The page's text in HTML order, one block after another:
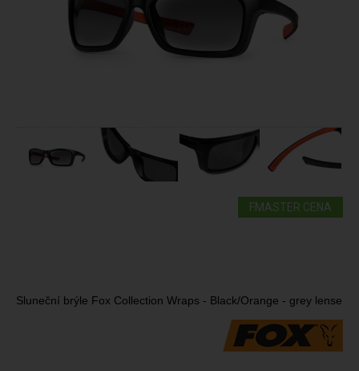
FMASTER CENA
Sluneční brýle Fox Collection Wraps - Black/Orange - grey lense